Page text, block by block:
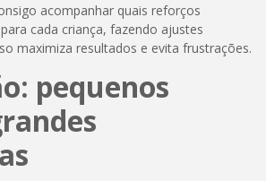
acompanhar quais reforços
cada criança, fazendo ajustes
maximiza resultados e evita frustrações.
pequenos